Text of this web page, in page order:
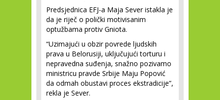
Predsjednica EFJ-a Maja Sever istakla je
da je riječ o polički motivisanim
optužbama protiv Gniota.
“Uzimajući u obzir povrede ljudskih
prava u Belorusiji, uključujući torturu i
nepravedna suđenja, snažno pozivamo
ministricu pravde Srbije Maju Popović
da odmah obustavi proces ekstradicije”,
rekla je Sever.